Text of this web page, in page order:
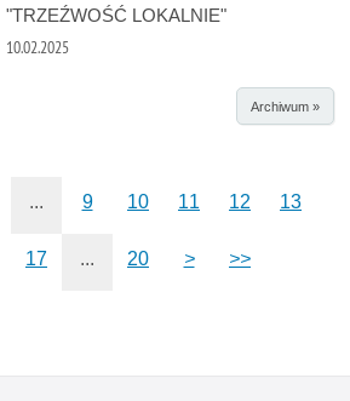
"TRZEŹWOŚĆ LOKALNIE"
10.02.2025
Archiwum »
... 9 10 11 12 13
17 ... 20 > >>